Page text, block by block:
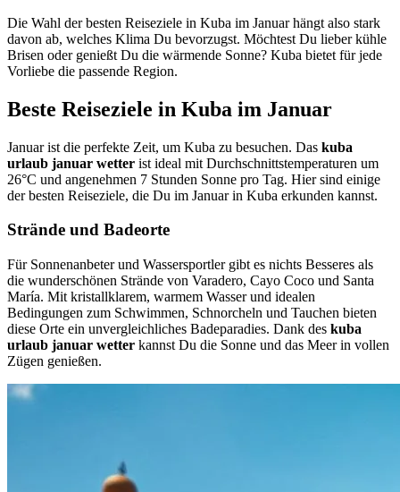
Die Wahl der besten Reiseziele in Kuba im Januar hängt also stark
davon ab, welches Klima Du bevorzugst. Möchtest Du lieber kühle
Brisen oder genießt Du die wärmende Sonne? Kuba bietet für jede
Vorliebe die passende Region.
Beste Reiseziele in Kuba im Januar
Januar ist die perfekte Zeit, um Kuba zu besuchen. Das kuba
urlaub januar wetter ist ideal mit Durchschnittstemperaturen um
26°C und angenehmen 7 Stunden Sonne pro Tag. Hier sind einige
der besten Reiseziele, die Du im Januar in Kuba erkunden kannst.
Strände und Badeorte
Für Sonnenanbeter und Wassersportler gibt es nichts Besseres als
die wunderschönen Strände von Varadero, Cayo Coco und Santa
María. Mit kristallklarem, warmem Wasser und idealen
Bedingungen zum Schwimmen, Schnorcheln und Tauchen bieten
diese Orte ein unvergleichliches Badeparadies. Dank des kuba
urlaub januar wetter kannst Du die Sonne und das Meer in vollen
Zügen genießen.